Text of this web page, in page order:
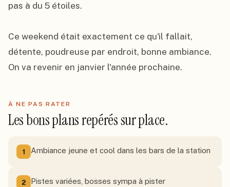
pas à du 5 étoiles.
Ce weekend était exactement ce qu'il fallait,
détente, poudreuse par endroit, bonne ambiance.
On va revenir en janvier l'année prochaine.
À NE PAS RATER
Les bons plans repérés sur place.
1 Ambiance jeune et cool dans les bars de la station
2 Pistes variées, bosses sympa à pister